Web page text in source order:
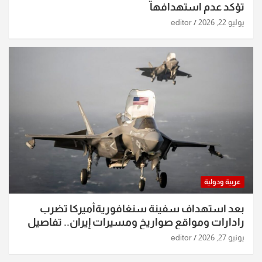
تؤكد عدم استهدافها
يوليو 22, 2026 editor
عربية ودولية
بعد استهداف سفينة سنغافوريةأميركا تضرب
رادارات ومواقع صواريخ ومسيرات إيران.. تفاصيل
الساعات الماضية
يونيو 27, 2026 editor